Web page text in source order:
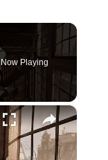
Now Playing
×